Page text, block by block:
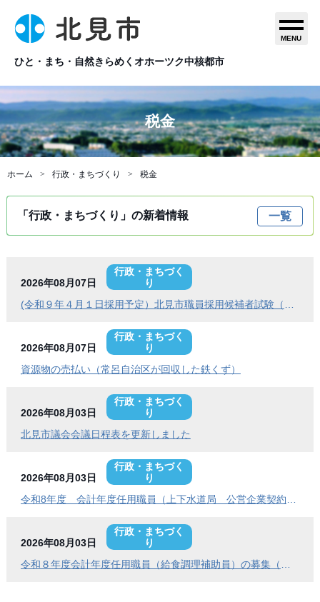
ひと・まち・自然きらめくオホーツク中核都市
MENU
税金
ホーム 行政・まちづくり 税金
「行政・まちづくり」の新着情報 一覧
2026年08月07日
行政・まちづく
り
2026年08月07日
行政・まちづく
り
資源物の売払い（常呂自治区が回収した鉄くず）
2026年08月03日
行政・まちづく
り
北見市議会会議日程表を更新しました
2026年08月03日
行政・まちづく
り
2026年08月03日
行政・まちづく
り